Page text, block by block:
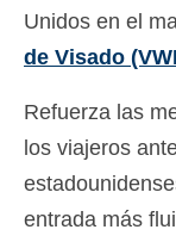
Unidos en el
de Visado
Refuerza las
los viajeros
entrada más